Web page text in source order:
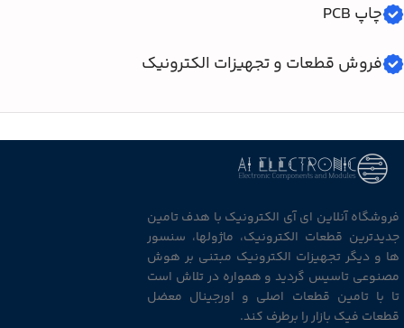
چاپ PCB
فروش قطعات و تجهیزات الکترونیک
فروشگاه آنلاین ای آی الکترونیک با هدف تامین
جدیدترین قطعات الکترونیک، ماژولها، سنسور
ها و دیگر تجهیزات الکترونیک مبتنی بر هوش
مصنوعی تاسیس گردید و همواره در تلاش است
تا با تامین قطعات اصلی و اورجینال معضل
قطعات فیک بازار را برطرف کند.